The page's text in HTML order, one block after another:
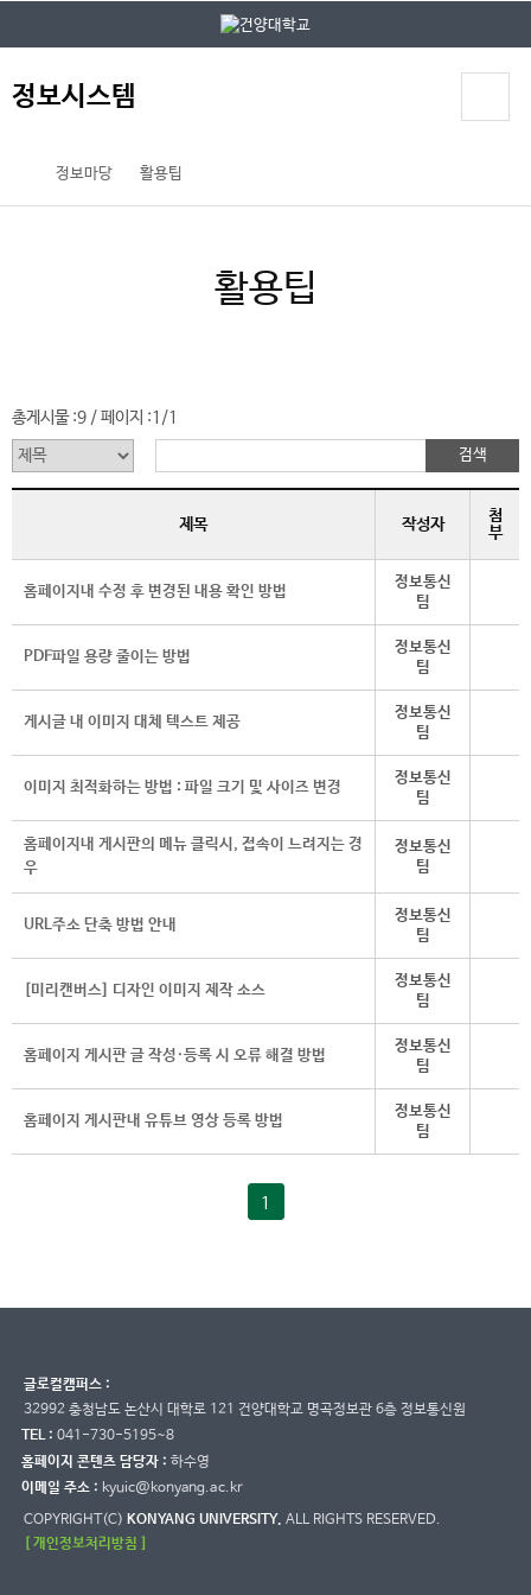
정보시스템
정보마당 활용팁
활용팁
총게시물 :9 /페이지 :1/1
제목 작성자
첨
부
홈페이지내 수정 후 변경된 내용 확인 방법
정보통신
팀
PDF파일 용량 줄이는 방법
정보통신
팀
게시글 내 이미지 대체 텍스트 제공
정보통신
팀
이미지 최적화하는 방법 : 파일 크기 및 사이즈 변경
정보통신
팀
홈페이지내 게시판의 메뉴 클릭시, 접속이 느려지는 경
우
정보통신
팀
URL주소 단축 방법 안내
정보통신
팀
[미리캔버스] 디자인 이미지 제작 소스
정보통신
팀
홈페이지 게시판 글 작성·등록 시 오류 해결 방법
정보통신
팀
홈페이지 게시판내 유튜브 영상 등록 방법
정보통신
팀
1
글로컬캠퍼스 :
32992 충청남도 논산시 대학로 121 건양대학교 명곡정보관 6층 정보통신원
TEL : 041-730-5195~8
홈페이지 콘텐츠 담당자 : 하수영
이메일 주소 : kyuic@konyang.ac.kr
COPYRIGHT(C) KONYANG UNIVERSITY. ALL RIGHTS RESERVED.
[ 개인정보처리방침 ]